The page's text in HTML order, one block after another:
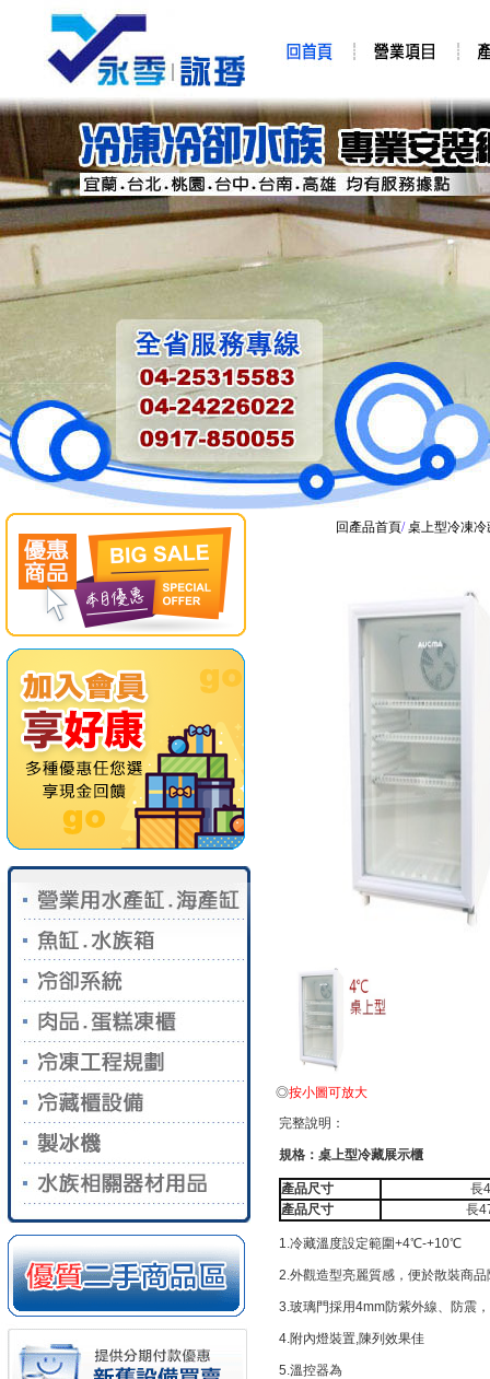
回產品首頁/桌上型冷凍冷
◎按小圖可放大
完整說明：
規格：桌上型冷藏展示櫃
產品尺寸
長
產品尺寸
長
1.冷藏溫度設定範圍+4℃-+10℃
2.外觀造型亮麗質感，便於散裝商品
3.玻璃門採用4mm防紫外線、防震
4.附內燈裝置,陳列效果佳
5.溫控器為